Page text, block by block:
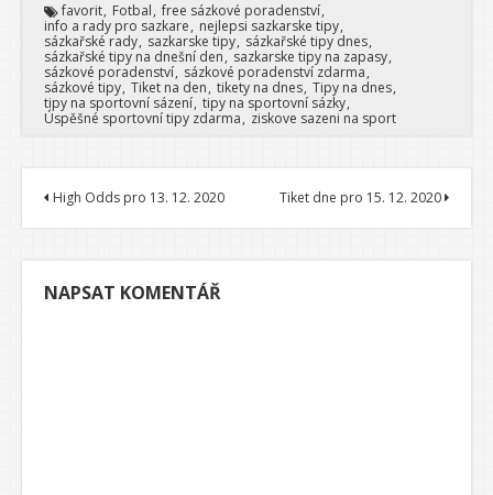
favorit Fotbal free sázkové poradenství
info a rady pro sazkare
nejlepsi sazkarske tipy
sázkařské rady sazkarske tipy sázkařské tipy dnes
sázkařské tipy na dnešní den
sazkarske tipy na zapasy
sázkové poradenství sázkové poradenství zdarma
sázkové tipy Tiket na den tikety na dnes Tipy na dnes
tipy na sportovní sázení tipy na sportovní sázky
Úspěšné sportovní tipy zdarma
ziskove sazeni na sport
High Odds pro 13. 12. 2020 Tiket dne pro 15. 12. 2020
NAPSAT KOMENTÁŘ